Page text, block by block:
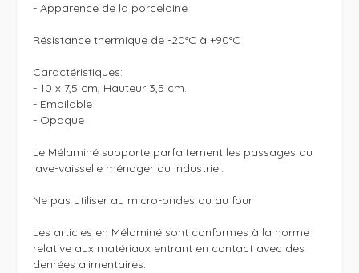
- Apparence de la porcelaine
Résistance thermique de -20°C à +90°C
Caractéristiques:
- 10 x 7,5 cm, Hauteur 3,5 cm.
- Empilable
- Opaque
Le Mélaminé supporte parfaitement les passages au
lave-vaisselle ménager ou industriel.
Ne pas utiliser au micro-ondes ou au four
Les articles en Mélaminé sont conformes à la norme
relative aux matériaux entrant en contact avec des
denrées alimentaires.